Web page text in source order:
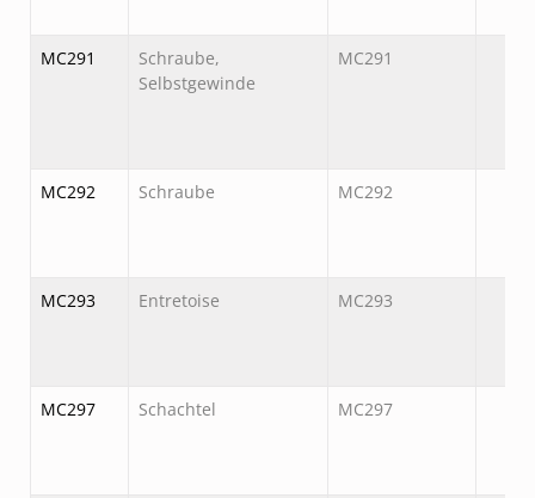
MC291
Schraube,
Selbstgewinde
MC291
MC292 Schraube MC292
MC293 Entretoise MC293
MC297 Schachtel MC297